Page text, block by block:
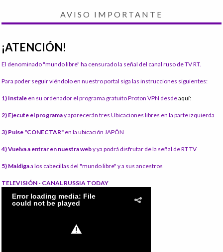
AVISO IMPORTANTE
¡ATENCIÓN!
El denominado "mundo libre" ha censurado la señal del canal ruso de TV RT.
Para poder seguir viéndolo en nuestro portal siga las instrucciones siguientes:
1) Instale en su ordenador el programa gratuito Proton VPN desdeaquí:
2) Ejecute el programay aparecerán tres Ubicaciones libres en la parte izquierda
3) Pulse "CONECTAR" en la ubicación JAPÓN
4) Vuelva a entrar en nuestra weby ya podrá disfrutar de la señal de RT TV
5) Maldigaa los cabecillas del "mundo libre" y a sus ancestros
TELEVISIÓN - CANAL RUSSIA TODAY